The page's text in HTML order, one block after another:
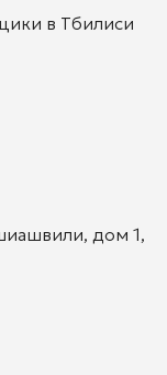
в Тбилиси
дом 1,